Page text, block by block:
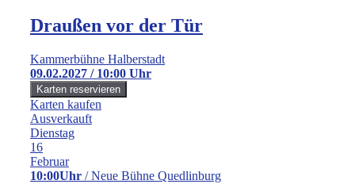
Draußen vor der Tür
Kammerbühne Halberstadt
09.02.2027 / 10:00 Uhr
Karten kaufen
Ausverkauft
Dienstag
16
Februar
10:00Uhr / Neue Bühne Quedlinburg